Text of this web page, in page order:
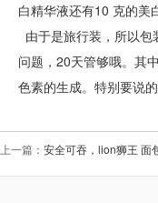
白精华液还有10 克的美
由于是旅行装，所以
问题，20天管够哦。其
色素的生成。特别要说
上一篇： 安全可吞，lion狮王 面